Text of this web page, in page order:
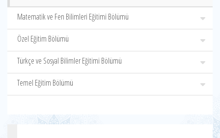
Matematik ve Fen Bilimleri Eğitimi Bölümü
Özel Eğitim Bölümü
Türkçe ve Sosyal Bilimler Eğitimi Bölümü
Temel Eğitim Bölümü